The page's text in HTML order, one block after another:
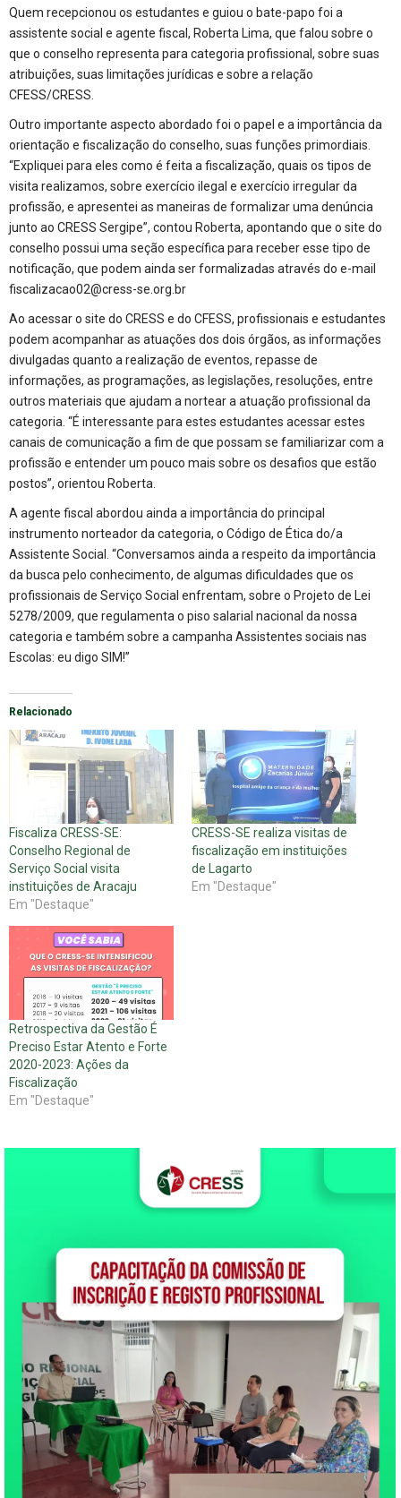
Quem recepcionou os estudantes e guiou o bate-papo foi a
assistente social e agente fiscal, Roberta Lima, que falou sobre o
que o conselho representa para categoria profissional, sobre suas
atribuições, suas limitações jurídicas e sobre a relação
CFESS/CRESS.
Outro importante aspecto abordado foi o papel e a importância da
orientação e fiscalização do conselho, suas funções primordiais.
“Expliquei para eles como é feita a fiscalização, quais os tipos de
visita realizamos, sobre exercício ilegal e exercício irregular da
profissão, e apresentei as maneiras de formalizar uma denúncia
junto ao CRESS Sergipe”, contou Roberta, apontando que o site do
conselho possui uma seção específica para receber esse tipo de
notificação, que podem ainda ser formalizadas através do e-mail
fiscalizacao02@cress-se.org.br
Ao acessar o site do CRESS e do CFESS, profissionais e estudantes
podem acompanhar as atuações dos dois órgãos, as informações
divulgadas quanto a realização de eventos, repasse de
informações, as programações, as legislações, resoluções, entre
outros materiais que ajudam a nortear a atuação profissional da
categoria. “É interessante para estes estudantes acessar estes
canais de comunicação a fim de que possam se familiarizar com a
profissão e entender um pouco mais sobre os desafios que estão
postos”, orientou Roberta.
A agente fiscal abordou ainda a importância do principal
instrumento norteador da categoria, o Código de Ética do/a
Assistente Social. “Conversamos ainda a respeito da importância
da busca pelo conhecimento, de algumas dificuldades que os
profissionais de Serviço Social enfrentam, sobre o Projeto de Lei
5278/2009, que regulamenta o piso salarial nacional da nossa
categoria e também sobre a campanha Assistentes sociais nas
Escolas: eu digo SIM!”
Relacionado
Fiscaliza CRESS-SE:
Conselho Regional de
Serviço Social visita
instituições de Aracaju
Em "Destaque"
CRESS-SE realiza visitas de
fiscalização em instituições
de Lagarto
Em "Destaque"
Retrospectiva da Gestão É
Preciso Estar Atento e Forte
2020-2023: Ações da
Fiscalização
Em "Destaque"